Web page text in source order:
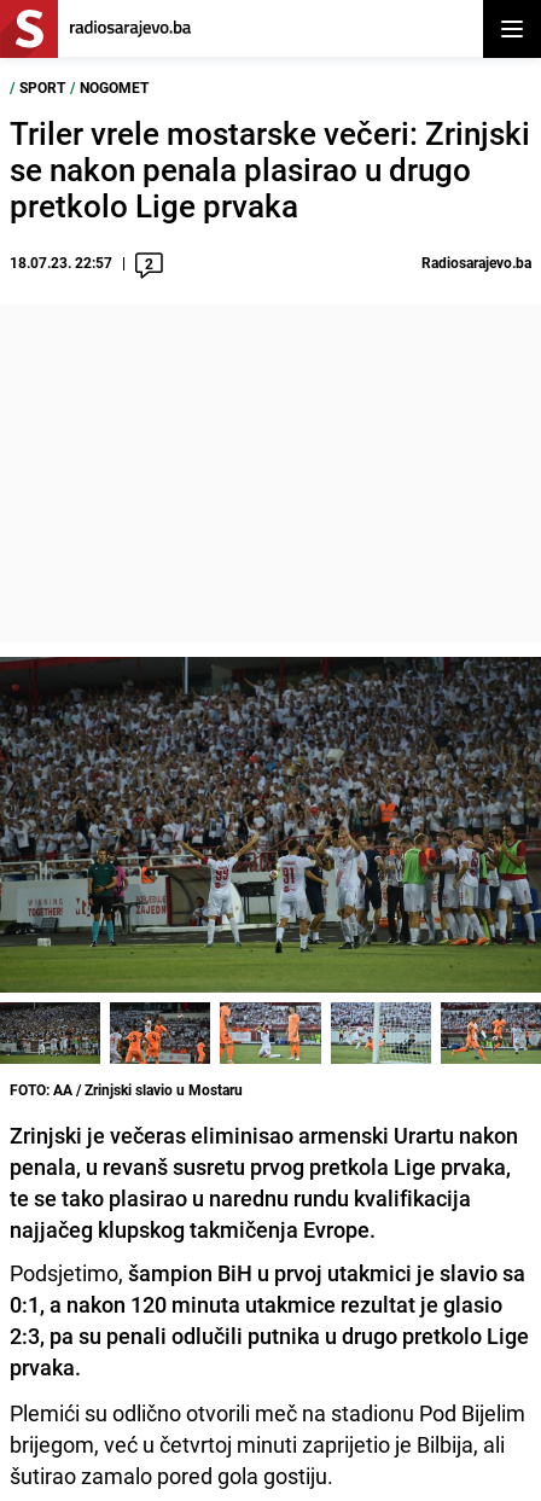
/ SPORT / NOGOMET
Triler vrele mostarske večeri: Zrinjski
se nakon penala plasirao u drugo
pretkolo Lige prvaka
18.07.23. 22:57 2 Radiosarajevo.ba
FOTO: AA / Zrinjski slavio u Mostaru
Zrinjski je večeras eliminisao armenski Urartu nakon
penala, u revanš susretu prvog pretkola Lige prvaka,
te se tako plasirao u narednu rundu kvalifikacija
najjačeg klupskog takmičenja Evrope.
Podsjetimo, šampion BiH u prvoj utakmici je slavio sa
0:1, a nakon 120 minuta utakmice rezultat je glasio
2:3, pa su penali odlučili putnika u drugo pretkolo Lige
prvaka.
Plemići su odlično otvorili meč na stadionu Pod Bijelim
brijegom, već u četvrtoj minuti zaprijetio je Bilbija, ali
šutirao zamalo pored gola gostiju.